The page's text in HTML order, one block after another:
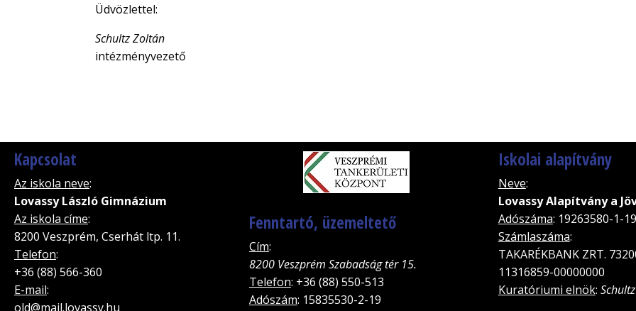
Üdvözlettel:
Schultz Zoltán
intézményvezető
Kapcsolat
Az iskola neve:
Lovassy László Gimnázium
Az iskola címe:
8200 Veszprém, Cserhát ltp. 11.
Telefon:
+36 (88) 566-360
E-mail:
old@mail.lovassy.hu
Fenntartó, üzemeltető
Cím:
8200 Veszprém Szabadság tér 15.
Telefon: +36 (88) 550-513
Adószám: 15835530-2-19
Iskolai alapítvány
Neve:
Lovassy Alapítvány a
Adószáma: 19263580-1-19
Számlaszáma:
TAKARÉKBANK ZRT.
11316859-00000000
Kuratóriumi elnök: